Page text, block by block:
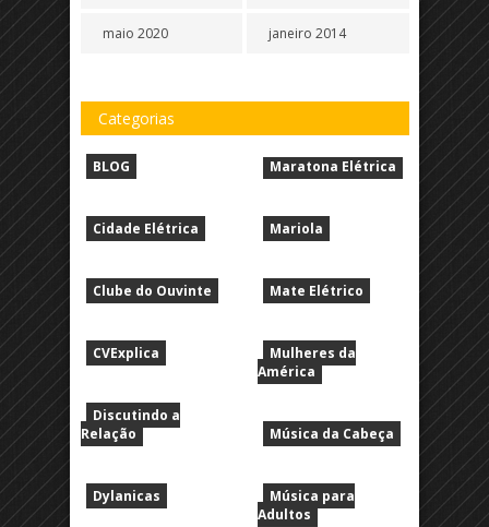
maio 2020 janeiro 2014
Categorias
BLOG
Cidade Elétrica
Clube do Ouvinte
CVExplica
Discutindo a
Relação
Dylanicas
Maratona Elétrica
Mariola
Mate Elétrico
Mulheres da
América
Música da Cabeça
Música para
Adultos